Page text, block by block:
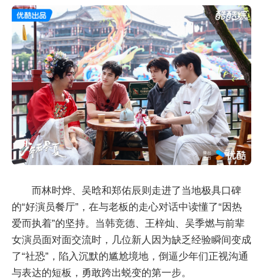
而林时烨、吴晗和郑佑辰则走进了当地极具口碑
的“好演员餐厅”，在与老板的走心对话中读懂了“因热
爱而执着”的坚持。当韩竞德、王梓灿、吴季燃与前辈
女演员面对面交流时，几位新人因为缺乏经验瞬间变成
了“社恐”，陷入沉默的尴尬境地，倒逼少年们正视沟通
与表达的短板，勇敢跨出蜕变的第一步。